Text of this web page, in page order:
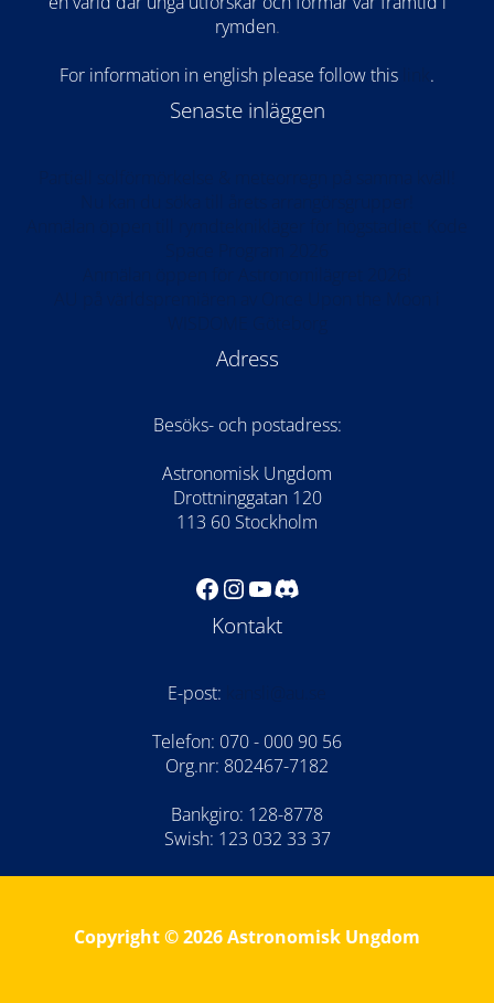
rymden.
For information in english please follow this
.
Senaste inläggen
Adress
Besöks- och postadress:
Astronomisk Ungdom
Drottninggatan 120
113 60 Stockholm
Facebook
Instagram
YouTube
Discord
Kontakt
E-post:
Telefon: 070 - 000 90 56
Org.nr: 802467-7182
Bankgiro: 128-8778
Swish: 123 032 33 37
Copyright © 2026 Astronomisk Ungdom